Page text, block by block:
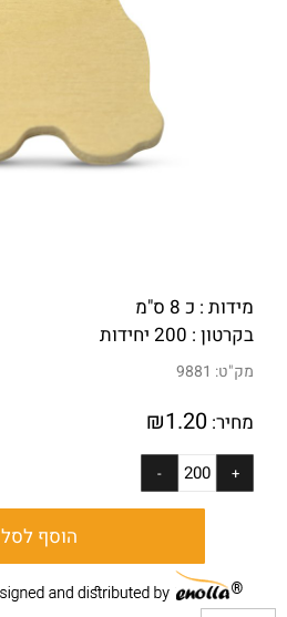
מידות : כ 8 ס"מ
בקרטון : 200 יחידות
מק"ט: 9881
מחיר: ₪1.20
הוסף לסל